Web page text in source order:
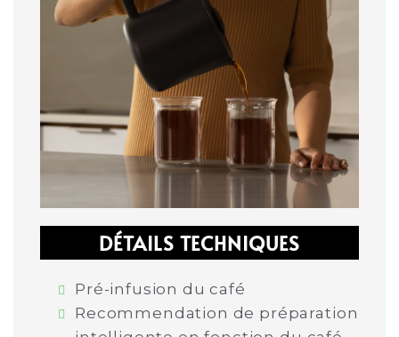
DÉTAILS TECHNIQUES
Pré-infusion du café
Recommendation de préparation